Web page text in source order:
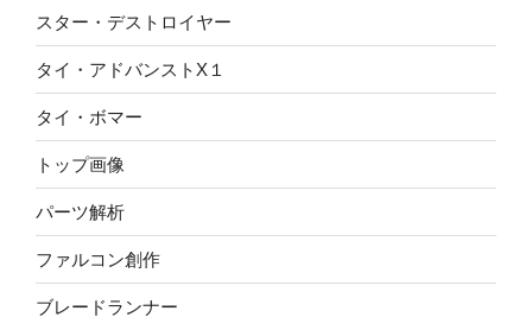
スター・デストロイヤー
タイ・アドバンストX１
タイ・ボマー
トップ画像
パーツ解析
ファルコン創作
ブレードランナー